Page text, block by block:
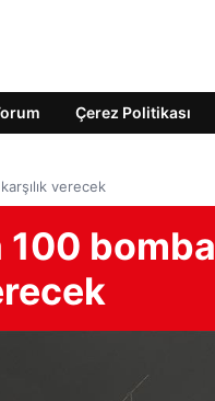
Çerez Politikası
verecek
100 bomba